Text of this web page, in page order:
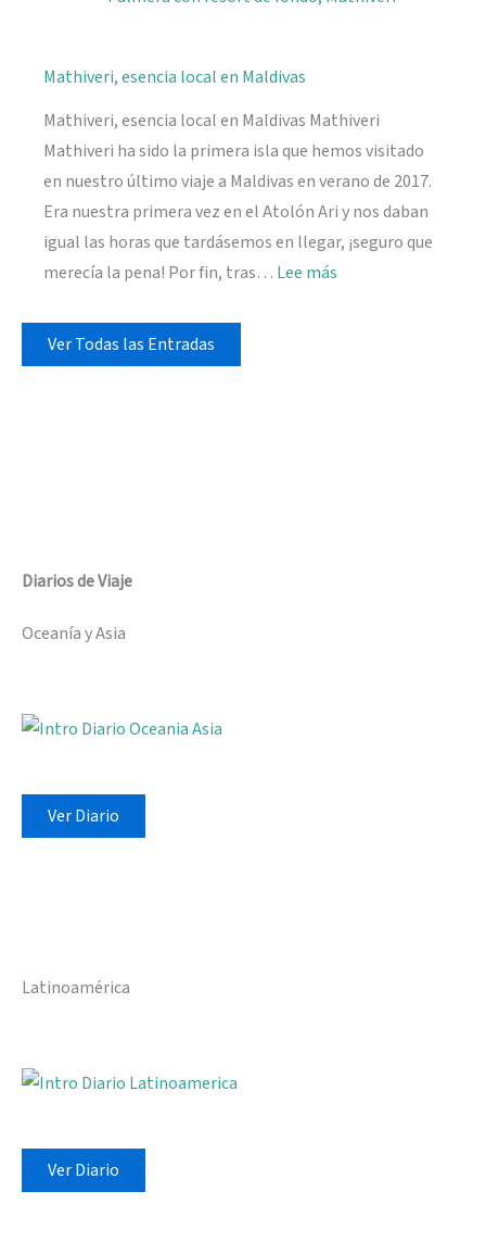
Mathiveri, esencia local en Maldivas
Mathiveri, esencia local en Maldivas Mathiveri
Mathiveri ha sido la primera isla que hemos visitado
en nuestro último viaje a Maldivas en verano de 2017.
Era nuestra primera vez en el Atolón Ari y nos daban
igual las horas que tardásemos en llegar, ¡seguro que
merecía la pena! Por fin, tras… Lee más
Ver Todas las Entradas
Diarios de Viaje
Oceanía y Asia
Ver Diario
Latinoamérica
Ver Diario